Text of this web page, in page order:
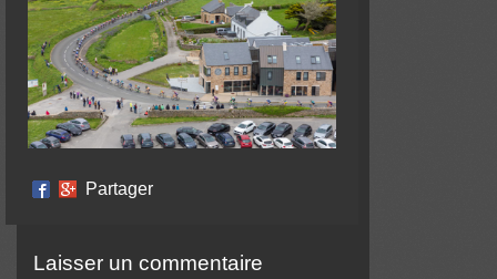
Partager
Laisser un commentaire